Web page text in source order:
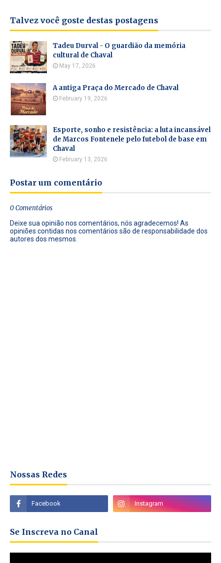
Talvez você goste destas postagens
Tadeu Durval - O guardião da memória
cultural de Chaval
May 17, 2026
A antiga Praça do Mercado de Chaval
February 19, 2026
Esporte, sonho e resistência: a luta incansável
de Marcos Fontenele pelo futebol de base em
Chaval
February 13, 2026
Postar um comentário
0 Comentários
Deixe sua opinião nos comentários, nós agradecemos! As
opiniões contidas nos comentários são de responsabilidade dos
autores dos mesmos.
Nossas Redes
Se Inscreva no Canal